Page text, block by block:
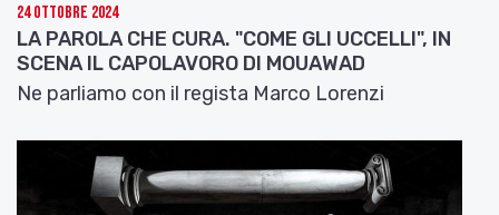
24 Ottobre 2024
LA PAROLA CHE CURA. "COME GLI UCCELLI", IN
SCENA IL CAPOLAVORO DI MOUAWAD
Ne parliamo con il regista Marco Lorenzi